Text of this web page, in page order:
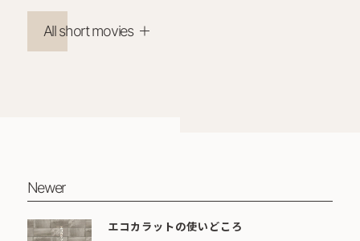
All short movies
Newer
エコカラットの使いどころ